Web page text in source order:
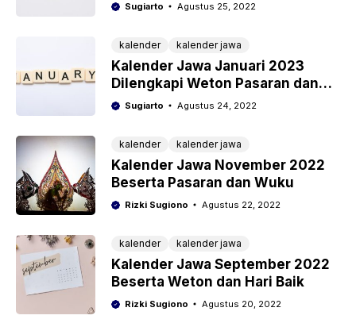
Sugiarto Agustus 25, 2022
kalender kalender jawa
Kalender Jawa Januari 2023
Dilengkapi Weton Pasaran dan
Wuku
Sugiarto Agustus 24, 2022
kalender kalender jawa
Kalender Jawa November 2022
Beserta Pasaran dan Wuku
Rizki Sugiono Agustus 22, 2022
kalender kalender jawa
Kalender Jawa September 2022
Beserta Weton dan Hari Baik
Rizki Sugiono Agustus 20, 2022